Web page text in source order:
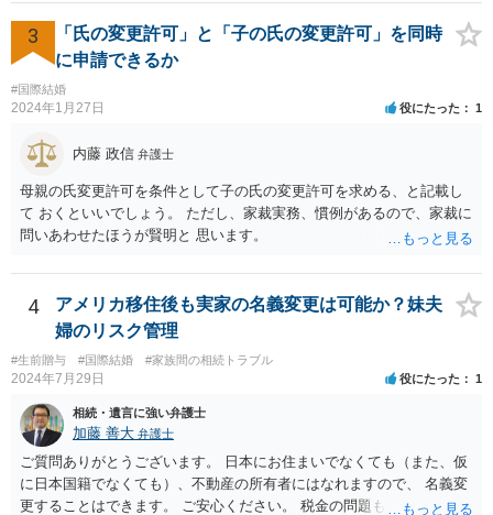
わかりません、分かりやすく解説していただけませんでしょうか？ →
婚姻が成立するには二つの要素が必要と言われております。一つは届
出ですが、もう一つは双方の婚姻意思です。 婚姻意思は、夫婦として
相互に助け合いながら生活していく意思というとイメージしやすいか
と思います。 ここで、相続目的での婚姻をみてみます。これは夫婦と
して生活していくというよりは、一方が死亡した際に生じる相続のた
めに配偶者という立場を得ることが主な目的となります。 したがっ
て、形式的に届出がなされたとしても、双方は夫婦生活を営む意思が
ないので、婚姻意思はありません。 よって、婚姻は婚姻意思の欠如に
より、無効となります。
3
「氏の変更許可」と「子の氏の変更許可」を同時
に申請できるか
#国際結婚
2024年1月27日 役にたった 1
内藤 政信 弁護士
母親の氏変更許可を条件として子の氏の変更許可を求める、と記載し
て おくといいでしょう。 ただし、家裁実務、慣例があるので、家裁に
問いあわせたほうが賢明と 思います。
4
アメリカ移住後も実家の名義変更は可能か？妹夫
婦のリスク管理
#生前贈与 #国際結婚 #家族間の相続トラブル
2024年7月29日 役にたった 1
相続・遺言に強い弁護士
加藤 善大 弁護士
ご質問ありがとうございます。 日本にお住まいでなくても（また、仮
に日本国籍でなくても）、不動産の所有者にはなれますので、 名義変
更することはできます。 ご安心ください。 税金の問題もありますの